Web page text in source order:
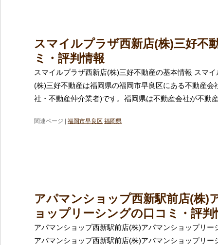
スマイルプラザ西新店(株)三好不
ミ・評判情報
スマイルプラザ西新店(株)三好不動産の基本情報 スマ
(株)三好不動産は福岡県の福岡市早良区にある不動産会
社・不動産仲介業者)です。福岡県は不動産会社が不動
関連ページ | 福岡市早良区 福岡県
アパマンショップ西新駅前店(株)
ョップリーシングの口コミ・評判
アパマンショップ西新駅前店(株)アパマンショップリー
アパマンショップ西新駅前店(株)アパマンショップリー